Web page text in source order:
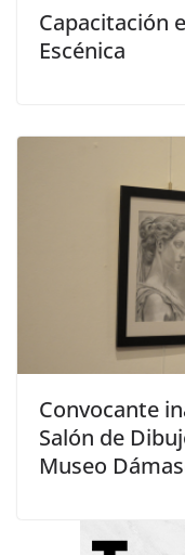
Capacitación
Escénica
Convocante
Salón de
Museo